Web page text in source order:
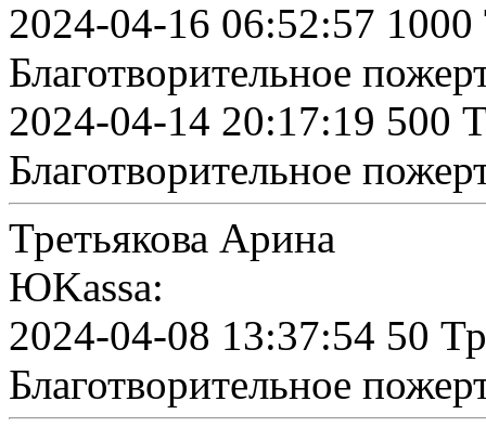
2024-04-16 06:52:57 1000
Благотворительное
2024-04-14 20:17:19 500
Благотворительное
Третьякова Арина
ЮKassa:
2024-04-08 13:37:54 50
Благотворительное